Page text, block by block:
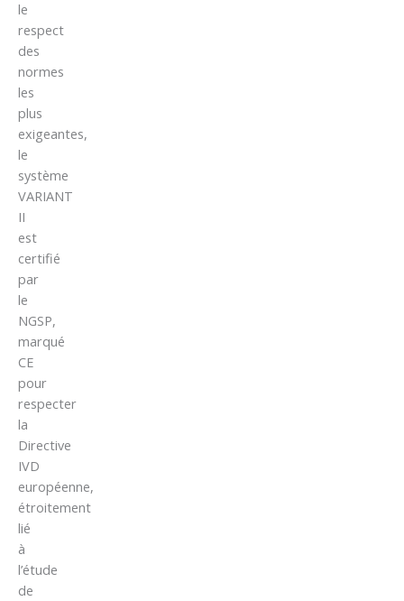
le
respect
des
normes
les
plus
exigeantes,
le
système
VARIANT
II
est
certifié
par
le
NGSP,
marqué
CE
pour
respecter
la
Directive
IVD
européenne,
étroitement
lié
à
l’étude
de